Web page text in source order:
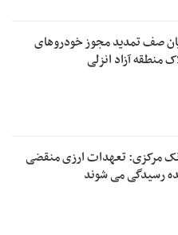
صف تمدید مجوز خودروهای
منطقه آزاد انزلی
مرکزی: تعهدات ارزی منقضی
رسیدگی می شوند